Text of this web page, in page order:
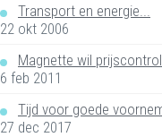
Transport en energie...
22 okt 2006
Magnette wil
6 feb 2011
Tijd voor goede
27 dec 2017